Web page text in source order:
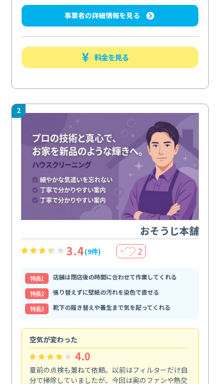
事業者の詳細情報を見る
料金を見る
2
おそうじ本舗
3.4(9件) ＋ 2
特⻑1
店舗は閉店後の時間に合わせて作業してくれる
特⻑2
張り替えずに壁紙の汚れを染色で直せる
特⻑3
靴下の履き替えや養生まで気を配ってくれる
空気が変わった
4.0
夏前の点検も兼ねて依頼。以前はフィルターだけ自
分で掃除していましたが、今回は奥のファンや熱交